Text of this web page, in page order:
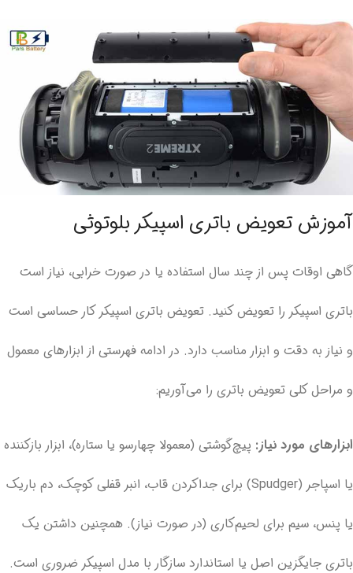
آموزش تعویض باتری اسپیکر بلوتوثی
گاهی اوقات پس از چند سال استفاده یا در صورت خرابی، نیاز است
باتری اسپیکر را تعویض کنید. تعویض باتری اسپیکر کار حساسی است
و نیاز به دقت و ابزار مناسب دارد. در ادامه فهرستی از ابزارهای معمول
و مراحل کلی تعویض باتری را می‌آوریم:
ابزارهای مورد نیاز: پیچ‌گوشتی (معمولا چهارسو یا ستاره)، ابزار بازکننده
یا اسپاجر (Spudger) برای جداکردن قاب، انبر قفلی کوچک، دم باریک
یا پنس، سیم برای لحیم‌کاری (در صورت نیاز). همچنین داشتن یک
باتری جایگزین اصل یا استاندارد سازگار با مدل اسپیکر ضروری است.